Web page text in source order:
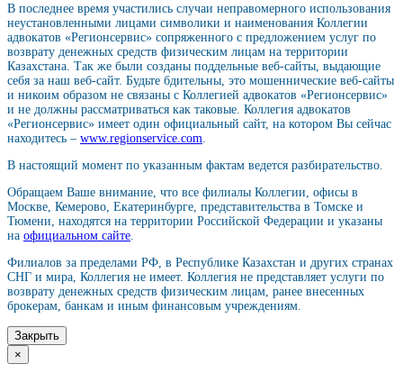
В последнее время участились случаи неправомерного использования
неустановленными лицами символики и наименования Коллегии
адвокатов «Регионсервис» сопряженного с предложением услуг по
возврату денежных средств физическим лицам на территории
Казахстана. Так же были созданы поддельные веб-сайты, выдающие
себя за наш веб-сайт. Будьте бдительны, это мошеннические веб-сайты
и никоим образом не связаны с Коллегией адвокатов «Регионсервис»
и не должны рассматриваться как таковые. Коллегия адвокатов
«Регионсервис» имеет один официальный сайт, на котором Вы сейчас
находитесь – www.regionservice.com
В настоящий момент по указанным фактам ведется разбирательство.
Обращаем Ваше внимание, что все филиалы Коллегии, офисы в
Москве, Кемерово, Екатеринбурге, представительства в Томске и
Тюмени, находятся на территории Российской Федерации и указаны
на официальном сайте
Филиалов за пределами РФ, в Республике Казахстан и других странах
СНГ и мира, Коллегия не имеет. Коллегия не представляет услуги по
возврату денежных средств физическим лицам, ранее внесенных
брокерам, банкам и иным финансовым учреждениям.
Закрыть
×